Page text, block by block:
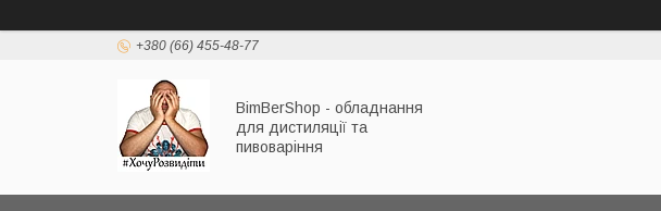
+380 (66) 455-48-77
BimBerShop - обладнання
для дистиляції та
пивоваріння